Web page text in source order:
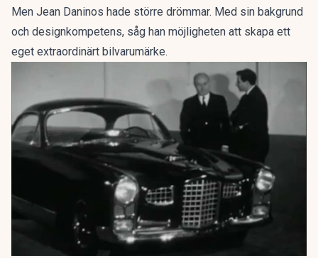
Men Jean Daninos hade större drömmar. Med sin bakgrund
och designkompetens, såg han möjligheten att skapa ett
eget extraordinärt bilvarumärke.